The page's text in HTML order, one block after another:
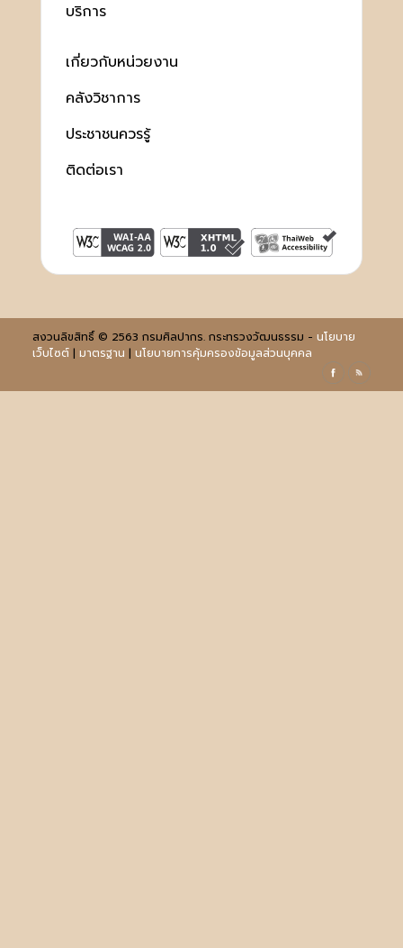
บริการ
เกี่ยวกับหน่วยงาน
คลังวิชาการ
ประชาชนควรรู้
ติดต่อเรา
สงวนลิขสิทธิ์ © 2563 กรมศิลปากร. กระทรวงวัฒนธรรม - นโยบาย
เว็บไซต์| มาตรฐาน | นโยบายการคุ้มครองข้อมูลส่วนบุคคล